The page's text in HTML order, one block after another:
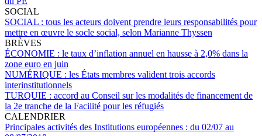
SOCIAL
SOCIAL : tous les acteurs doivent prendre leurs responsabilités pour
mettre en œuvre le socle social, selon Marianne Thyssen
BRÈVES
ÉCONOMIE : le taux d’inflation annuel en hausse à 2,0% dans la
zone euro en juin
NUMÉRIQUE : les États membres valident trois accords
interinstitutionnels
TURQUIE : accord au Conseil sur les modalités de financement de
la 2e tranche de la Facilité pour les réfugiés
CALENDRIER
Principales activités des Institutions européennes : du 02/07 au